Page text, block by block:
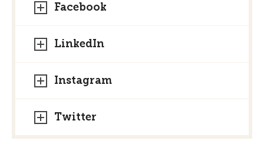
Facebook
LinkedIn
Instagram
Twitter